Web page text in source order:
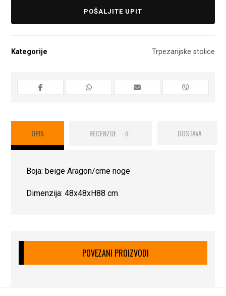
POŠALJITE UPIT
Kategorije Trpezarijske stolice
OPIS RECENZIJE 0 DOSTAVA
Boja: beige Aragon/crne noge
Dimenzija: 48x48xH88 cm
POVEZANI PROIZVODI